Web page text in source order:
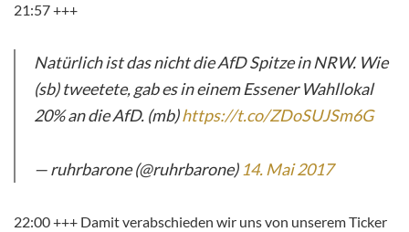
21:57 +++
Natürlich ist das nicht die AfD Spitze in NRW. Wie
(sb) tweetete, gab es in einem Essener Wahllokal
20% an die AfD. (mb)https://t.co/ZDoSUJSm6G
— ruhrbarone (@ruhrbarone) 14. Mai 2017
22:00 +++ Damit verabschieden wir uns von unserem Ticker